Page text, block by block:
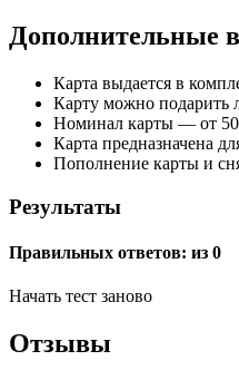
Дополнительные
Карта выдается в
Карту можно подарить
Номинал карты — от
Карта предназначена
Пополнение карты и
Результаты
Правильных ответов: из 0
Начать тест заново
Отзывы